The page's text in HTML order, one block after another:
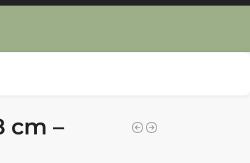
cm –